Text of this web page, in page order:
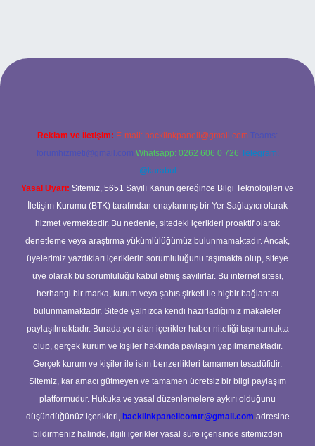
betexper güncel giriş
Reklam ve İletişim: E-mail: backlinkpaneli@gmail.com Teams:
forumhizmeti@gmail.com Whatsapp: 0262 606 0 726 Telegram:
@karabul
Yasal Uyarı: Sitemiz, 5651 Sayılı Kanun gereğince Bilgi Teknolojileri ve
İletişim Kurumu (BTK) tarafından onaylanmış bir Yer Sağlayıcı olarak
hizmet vermektedir. Bu nedenle, sitedeki içerikleri proaktif olarak
denetleme veya araştırma yükümlülüğümüz bulunmamaktadır. Ancak,
üyelerimiz yazdıkları içeriklerin sorumluluğunu taşımakta olup, siteye
üye olarak bu sorumluluğu kabul etmiş sayılırlar. Bu internet sitesi,
herhangi bir marka, kurum veya şahıs şirketi ile hiçbir bağlantısı
bulunmamaktadır. Sitede yalnızca kendi hazırladığımız makaleler
paylaşılmaktadır. Burada yer alan içerikler haber niteliği taşımamakta
olup, gerçek kurum ve kişiler hakkında paylaşım yapılmamaktadır.
Gerçek kurum ve kişiler ile isim benzerlikleri tamamen tesadüfidir.
Sitemiz, kar amacı gütmeyen ve tamamen ücretsiz bir bilgi paylaşım
platformudur. Hukuka ve yasal düzenlemelere aykırı olduğunu
düşündüğünüz içerikleri, backlinkpanelicomtr@gmail.com adresine
bildirmeniz halinde, ilgili içerikler yasal süre içerisinde sitemizden